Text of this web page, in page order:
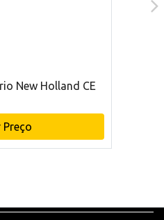
New Holland CE
Preço